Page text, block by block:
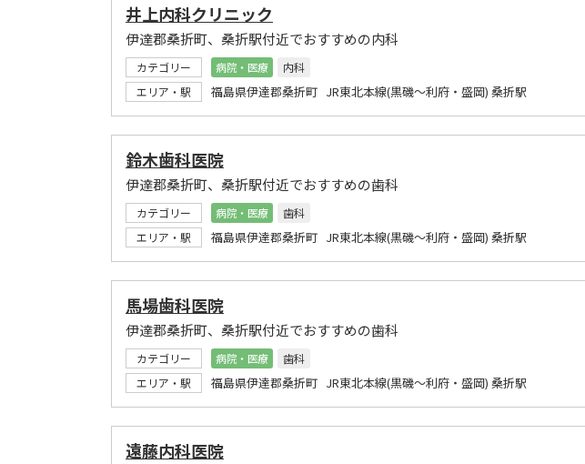
井上内科クリニック
伊達郡桑折町、桑折駅付近でおすすめの内科
カテゴリー 病院・医療
内科
エリア・駅
福島県伊達郡桑折町 JR東北本線(黒磯～利府・盛岡) 桑折駅
鈴木歯科医院
伊達郡桑折町、桑折駅付近でおすすめの歯科
カテゴリー 病院・医療
歯科
エリア・駅
福島県伊達郡桑折町 JR東北本線(黒磯～利府・盛岡) 桑折駅
馬場歯科医院
伊達郡桑折町、桑折駅付近でおすすめの歯科
カテゴリー 病院・医療
歯科
エリア・駅
福島県伊達郡桑折町 JR東北本線(黒磯～利府・盛岡) 桑折駅
遠藤内科医院